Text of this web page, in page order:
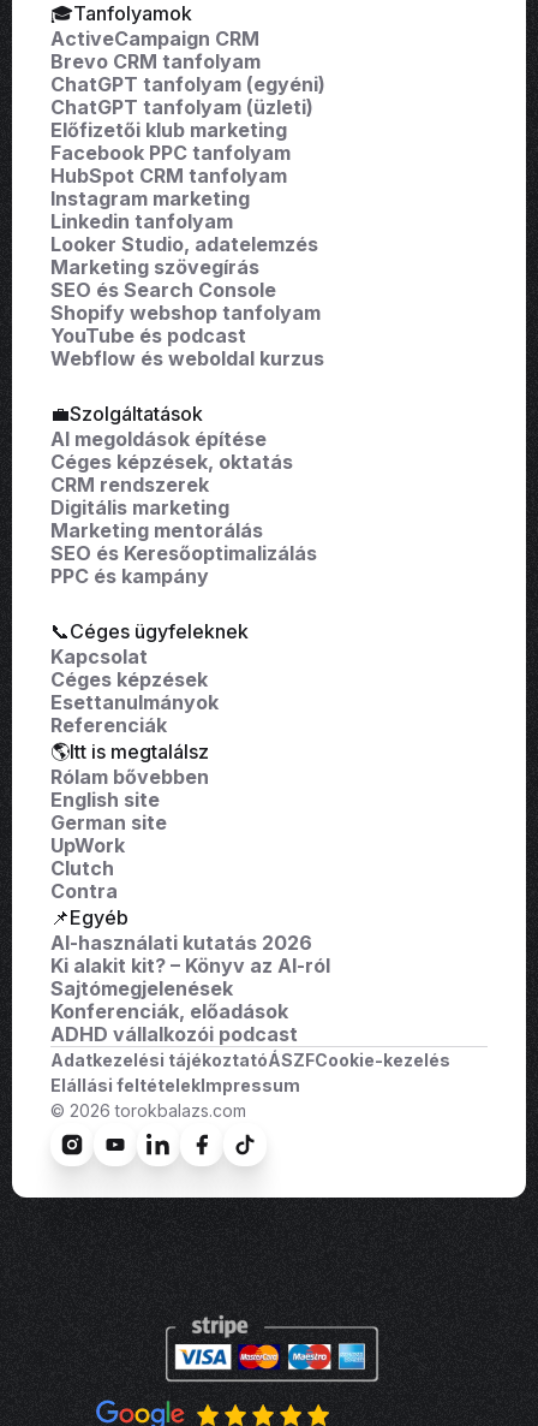
🎓Tanfolyamok
ActiveCampaign CRM
Brevo CRM tanfolyam
ChatGPT tanfolyam (egyéni)
ChatGPT tanfolyam (üzleti)
Előfizetői klub marketing
Facebook PPC tanfolyam
HubSpot CRM tanfolyam
Instagram marketing
Linkedin tanfolyam
Looker Studio, adatelemzés
Marketing szövegírás
SEO és Search Console
Shopify webshop tanfolyam
YouTube és podcast
Webflow és weboldal kurzus
💼Szolgáltatások
AI megoldások építése
Céges képzések, oktatás
CRM rendszerek
Digitális marketing
Marketing mentorálás
SEO és Keresőoptimalizálás
PPC és kampány
📞Céges ügyfeleknek
Kapcsolat
Céges képzések
Esettanulmányok
Referenciák
🌎Itt is megtalálsz
Rólam bővebben
English site
German site
UpWork
Clutch
Contra
📌Egyéb
AI-használati kutatás 2026
Ki alakit kit? – Könyv az AI-ról
Sajtómegjelenések
Konferenciák, előadások
ADHD vállalkozói podcast
Adatkezelési tájékoztatóÁSZFCookie-kezelés
Elállási feltételekImpressum
© 2026 torokbalazs.com